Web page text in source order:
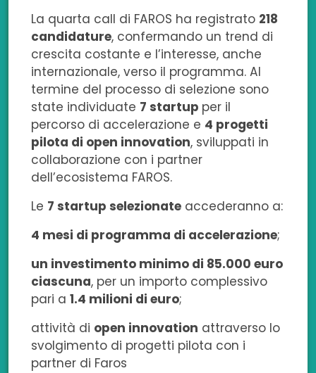
La quarta call di FAROS ha registrato 218
candidature, confermando un trend di
crescita costante e l’interesse, anche
internazionale, verso il programma. Al
termine del processo di selezione sono
state individuate 7 startup per il
percorso di accelerazione e 4 progetti
pilota di open innovation, sviluppati in
collaborazione con i partner
dell’ecosistema FAROS.
Le 7 startup selezionate accederanno a:
4 mesi di programma di accelerazione;
un investimento minimo di 85.000 euro
ciascuna, per un importo complessivo
pari a 1.4 milioni di euro;
attività di open innovation attraverso lo
svolgimento di progetti pilota con i
partner di Faros